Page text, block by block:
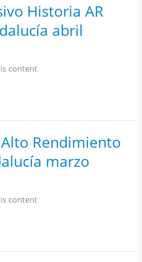
Historia AR
abril
content
Rendimiento
marzo
content